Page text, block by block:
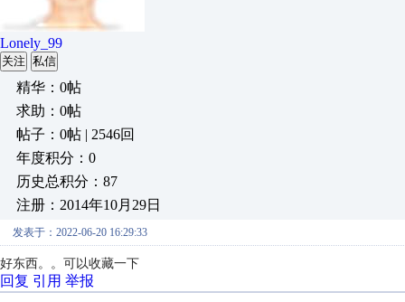
Lonely_99
关注 私信
精华：0帖
求助：0帖
帖子：0帖 | 2546回
年度积分：0
历史总积分：87
注册：2014年10月29日
发表于：2022-06-20 16:29:33
好东西。。可以收藏一下
回复 引用 举报